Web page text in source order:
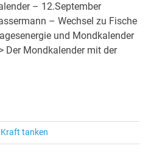
– 12.September
– Wechsel zu Fische
und Mondkalender
Der Mondkalender mit der
tanken